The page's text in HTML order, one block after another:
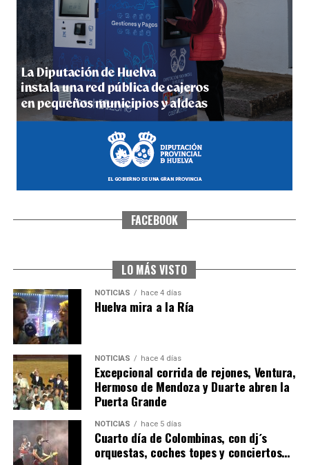
5º DÍA DE LAS FIESTAS COLOMBINAS 2026
hace 4 días·Huelvatv
CUARTA CORRIDA DE LAS FIESTAS COLOMBINAS
4º DÍA DE LAS FIESTAS COLOMBINAS 2026
hace 5 días Huelvatv
FACEBOOK
LO MÁS VISTO
NOTICIAS hace 4 días
Huelva mira a la Ría
NOTICIAS hace 4 días
Excepcional corrida de rejones, Ventura,
Hermoso de Mendoza y Duarte abren la
Puerta Grande
NOTICIAS hace 5 días
Cuarto día de Colombinas, con dj´s
orquestas, coches topes y conciertos…